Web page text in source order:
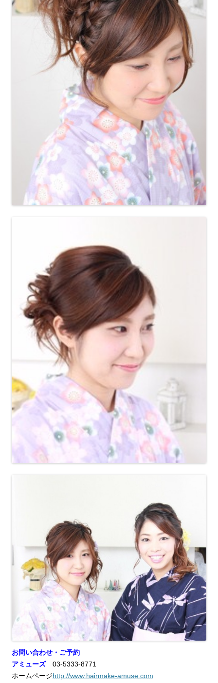
お問い合わせ・ご予約
アミューズ 03-5333-8771
ホームページhttp://www.hairmake-amuse.com